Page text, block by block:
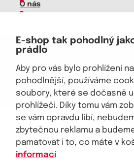
E-shop tak pohodlný
prádlo
Aby pro vás bylo prohlížení
pohodlnější, používáme
soubory, které se dočasně
prohlížeči. Díky tomu vám
se vám opravdu líbí,
zbytečnou reklamu a
pamatovat i to, co máte v
informací
O nás
Velkoobchod
Vrácení zboží, reklamace
Obchodní podmínky
Průvodce spokojené ženy
Staňte se naším fanouškem
Jsme důvěryhodný
eKAPO KLUB
Sleva 100 Kč na první nákupnad 1000